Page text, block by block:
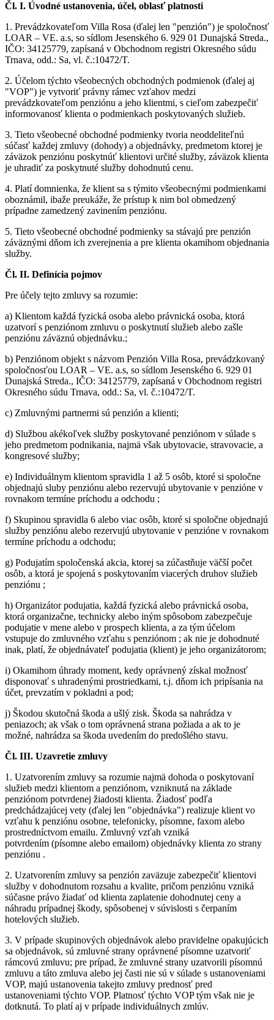
Čl. I. Úvodné ustanovenia, účel, oblasť platnosti
1. Prevádzkovateľom Villa Rosa (ďalej len "penzión") je spoločnosť
LOAR – VE. a.s, so sídlom Jesenského 6. 929 01 Dunajská Streda.,
IČO: 34125779, zapísaná v Obchodnom registri Okresného súdu
Trnava, odd.: Sa, vl. č.:10472/T.
2. Účelom týchto všeobecných obchodných podmienok (ďalej aj
"VOP") je vytvoriť právny rámec vzťahov medzi
prevádzkovateľom penziónu a jeho klientmi, s cieľom zabezpečiť
informovanosť klienta o podmienkach poskytovaných služieb.
3. Tieto všeobecné obchodné podmienky tvoria neoddeliteľnú
súčasť každej zmluvy (dohody) a objednávky, predmetom ktorej je
záväzok penziónu poskytnúť klientovi určité služby, záväzok klienta
je uhradiť za poskytnuté služby dohodnutú cenu.
4. Platí domnienka, že klient sa s týmito všeobecnými podmienkami
oboznámil, ibaže preukáže, že prístup k nim bol obmedzený
prípadne zamedzený zavinením penziónu.
5. Tieto všeobecné obchodné podmienky sa stávajú pre penzión
záväznými dňom ich zverejnenia a pre klienta okamihom objednania
služby.
Čl. II. Definícia pojmov
Pre účely tejto zmluvy sa rozumie:
a) Klientom každá fyzická osoba alebo právnická osoba, ktorá
uzatvorí s penziónom zmluvu o poskytnutí služieb alebo zašle
penziónu záväznú objednávku.;
b) Penziónom objekt s názvom Penzión Villa Rosa, prevádzkovaný
spoločnosťou LOAR – VE. a.s, so sídlom Jesenského 6. 929 01
Dunajská Streda., IČO: 34125779, zapísaná v Obchodnom registri
Okresného súdu Trnava, odd.: Sa, vl. č.:10472/T.
c) Zmluvnými partnermi sú penzión a klienti;
d) Službou akékoľvek služby poskytované penziónom v súlade s
jeho predmetom podnikania, najmä však ubytovacie, stravovacie, a
kongresové služby;
e) Individuálnym klientom spravidla 1 až 5 osôb, ktoré si spoločne
objednajú sluby penziónu alebo rezervujú ubytovanie v penzióne v
rovnakom termíne príchodu a odchodu ;
f) Skupinou spravidla 6 alebo viac osôb, ktoré si spoločne objednajú
služby penziónu alebo rezervujú ubytovanie v penzióne v rovnakom
termíne príchodu a odchodu;
g) Podujatím spoločenská akcia, ktorej sa zúčastňuje väčší počet
osôb, a ktorá je spojená s poskytovaním viacerých druhov služieb
penziónu ;
h) Organizátor podujatia, každá fyzická alebo právnická osoba,
ktorá organizačne, technicky alebo iným spôsobom zabezpečuje
podujatie v mene alebo v prospech klienta, a za tým účelom
vstupuje do zmluvného vzťahu s penziónom ; ak nie je dohodnuté
inak, platí, že objednávateľ podujatia (klient) je jeho organizátorom;
i) Okamihom úhrady moment, kedy oprávnený získal možnosť
disponovať s uhradenými prostriedkami, t.j. dňom ich pripísania na
účet, prevzatím v pokladni a pod;
j) Škodou skutočná škoda a ušlý zisk. Škoda sa nahrádza v
peniazoch; ak však o tom oprávnená strana požiada a ak to je
možné, nahrádza sa škoda uvedením do predošlého stavu.
Čl. III. Uzavretie zmluvy
1. Uzatvorením zmluvy sa rozumie najmä dohoda o poskytovaní
služieb medzi klientom a penziónom, vzniknutá na základe
penziónom potvrdenej žiadosti klienta. Žiadosť podľa
predchádzajúcej vety (ďalej len "objednávka") realizuje klient vo
vzťahu k penziónu osobne, telefonicky, písomne, faxom alebo
prostredníctvom emailu. Zmluvný vzťah vzniká
potvrdením (písomne alebo emailom) objednávky klienta zo strany
penziónu .
2. Uzatvorením zmluvy sa penzión zaväzuje zabezpečiť klientovi
služby v dohodnutom rozsahu a kvalite, pričom penziónu vzniká
súčasne právo žiadať od klienta zaplatenie dohodnutej ceny a
náhradu prípadnej škody, spôsobenej v súvislosti s čerpaním
hotelových služieb.
3. V prípade skupinových objednávok alebo pravidelne opakujúcich
sa objednávok, sú zmluvné strany oprávnené písomne uzatvoriť
rámcovú zmluvu; pre prípad, že zmluvné strany uzatvorili písomnú
zmluvu a táto zmluva alebo jej časti nie sú v súlade s ustanoveniami
VOP, majú ustanovenia takejto zmluvy prednosť pred
ustanoveniami týchto VOP. Platnosť týchto VOP tým však nie je
dotknutá. To platí aj v prípade individuálnych zmlúv.